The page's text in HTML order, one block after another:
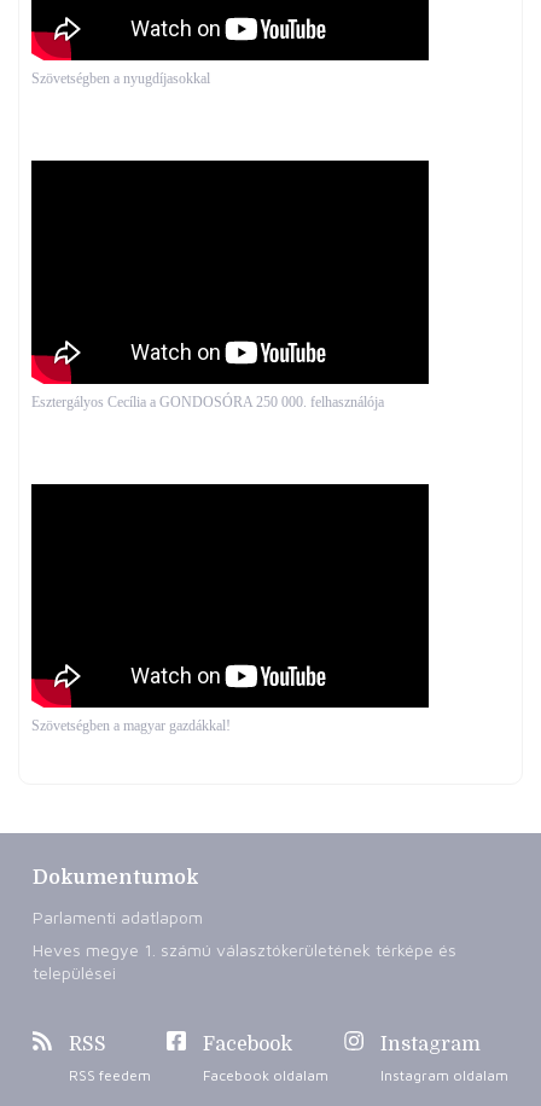
Szövetségben a nyugdíjasokkal
Esztergályos Cecília a GONDOSÓRA 250 000. felhasználója
Szövetségben a magyar gazdákkal!
Dokumentumok
Parlamenti adatlapom
Heves megye 1. számú választókerületének térképe és
települései
RSS
RSS feedem
Facebook
Facebook oldalam
Instagram
Instagram oldalam